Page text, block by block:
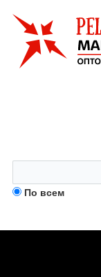
По всем